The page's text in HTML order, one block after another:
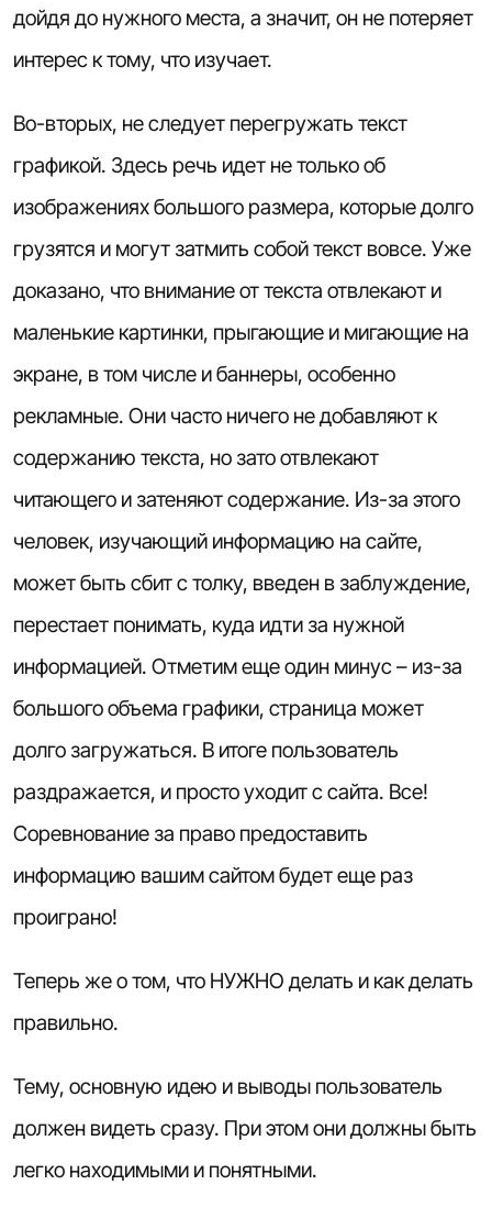
дойдя до нужного места, а значит, он не потеряет
интерес к тому, что изучает.
Во-вторых, не следует перегружать текст
графикой. Здесь речь идет не только об
изображениях большого размера, которые долго
грузятся и могут затмить собой текст вовсе. Уже
доказано, что внимание от текста отвлекают и
маленькие картинки, прыгающие и мигающие на
экране, в том числе и баннеры, особенно
рекламные. Они часто ничего не добавляют к
содержанию текста, но зато отвлекают
читающего и затеняют содержание. Из-за этого
человек, изучающий информацию на сайте,
может быть сбит с толку, введен в заблуждение,
перестает понимать, куда идти за нужной
информацией. Отметим еще один минус – из-за
большого объема графики, страница может
долго загружаться. В итоге пользователь
раздражается, и просто уходит с сайта. Все!
Соревнование за право предоставить
информацию вашим сайтом будет еще раз
проиграно!
Теперь же о том, что НУЖНО делать и как делать
правильно.
Тему, основную идею и выводы пользователь
должен видеть сразу. При этом они должны быть
легко находимыми и понятными.